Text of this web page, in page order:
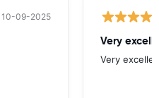
10-09-2025
Very
Very